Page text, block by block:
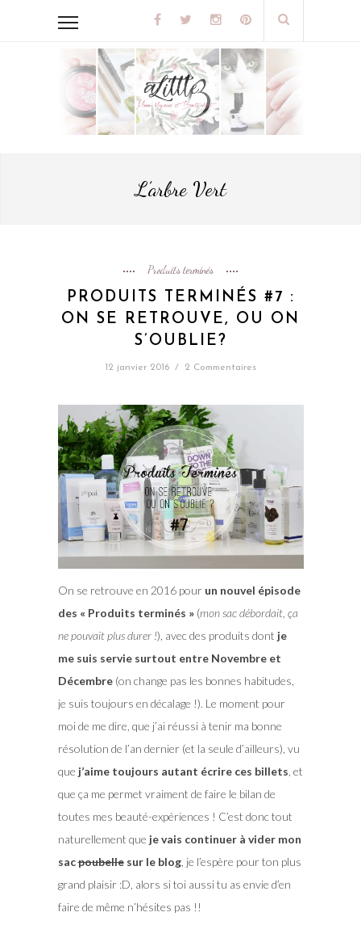
L’arbre Vert
Produits terminés
PRODUITS TERMINÉS #7 :
ON SE RETROUVE, OU ON
S’OUBLIE?
12 janvier 2016 / 2 Commentaires
On se retrouve en 2016 pour un nouvel épisode
des « Produits terminés »(mon sac débordait, ça
ne pouvait plus durer !), avec des produits dont je
me suis servie surtout entre Novembre et
Décembre(on change pas les bonnes habitudes,
je suis toujours en décalage !). Le moment pour
moi de me dire, que j’ai réussi à tenir ma bonne
résolution de l’an dernier (et la seule d’ailleurs), vu
que j’aime toujours autant écrire ces billets , et
que ça me permet vraiment de faire le bilan de
toutes mes beauté-expériences ! C’est donc tout
naturellement que je vais continuer à vider mon
sacpoubellesur le blog, je l’espère pour ton plus
grand plaisir :D, alors si toi aussi tu as envie d’en
faire de même n’hésites pas !!